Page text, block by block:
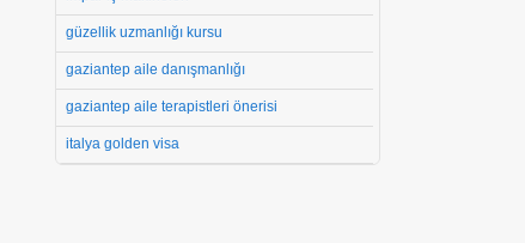
güzellik uzmanlığı kursu
gaziantep aile danışmanlığı
gaziantep aile terapistleri önerisi
italya golden visa